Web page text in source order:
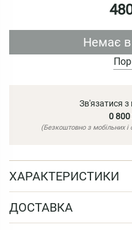
Немає в
Зв'язатися
0 800
(Безкоштовно з мобільних і
ХАРАКТЕРИСТИКИ
ДОСТАВКА